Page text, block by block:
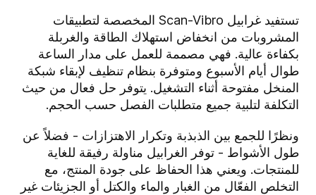
تستفيد غرابيل Scan-Vibro
المخصصة لتطبيقات
المشروبات من انخفاض استهلاك الطاقة والغربلة
بكفاءة عالية. فهي مصممة للعمل على مدار الساعة
طوال أيام الأسبوع ومتوفرة بنظام تنظيف لإبقاء شبكة
المنخل مفتوحة أثناء التشغيل. يتوفر حل فعال من حيث
التكلفة لتلبية جميع متطلبات الفصل حسب الحجم.
ونظرًا للجمع بين الذبذبة وتكرار الاهتزازات - فضلاً عن
طول الأشواط - توفر الغرابيل مناولة رفيقة للغاية
للمنتجات. ويعني هذا الحفاظ على جودة المنتج، مع
التخلص الفعّال من الغبار والماء والكتل أو الجزيئات غير